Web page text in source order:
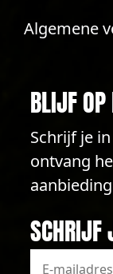
Algemene
BLIJF OP
Schrijf je
ontvang
SCHRIJF